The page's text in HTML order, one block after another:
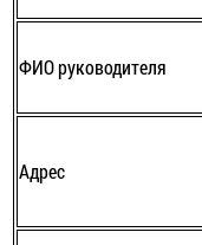
ФИО руководителя
Адрес